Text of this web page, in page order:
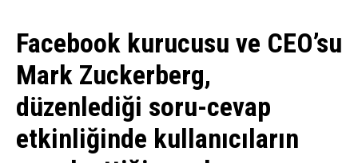
Facebook kurucusu ve CEO’su
Mark Zuckerberg,
düzenlediği soru-cevap
etkinliğinde kullanıcıların